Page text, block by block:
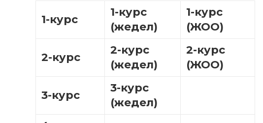
1-курс
1-курс
(жедел)
1-курс
(ЖОО)
2-курс
2-курс
(жедел)
2-курс
(ЖОО)
3-курс
3-курс
(жедел)